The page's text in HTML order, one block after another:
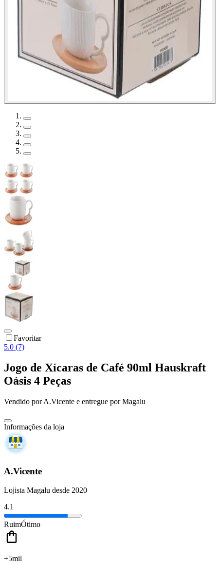
Favoritar
5.0 (7)
Jogo de Xícaras de Café 90ml Hauskraft
Oásis 4 Peças
Vendido porA.Vicente e entregue por Magalu
Informações da loja
A.Vicente
Lojista Magalu desde 2020
4.1
RuimÓtimo
+5mil